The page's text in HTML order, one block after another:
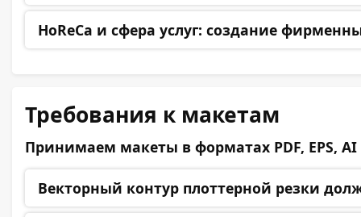
HoReCa и сфера услуг: создание
Требования к макетам
Принимаем макеты в форматах PDF, EPS, AI
Векторный контур плоттерной резки